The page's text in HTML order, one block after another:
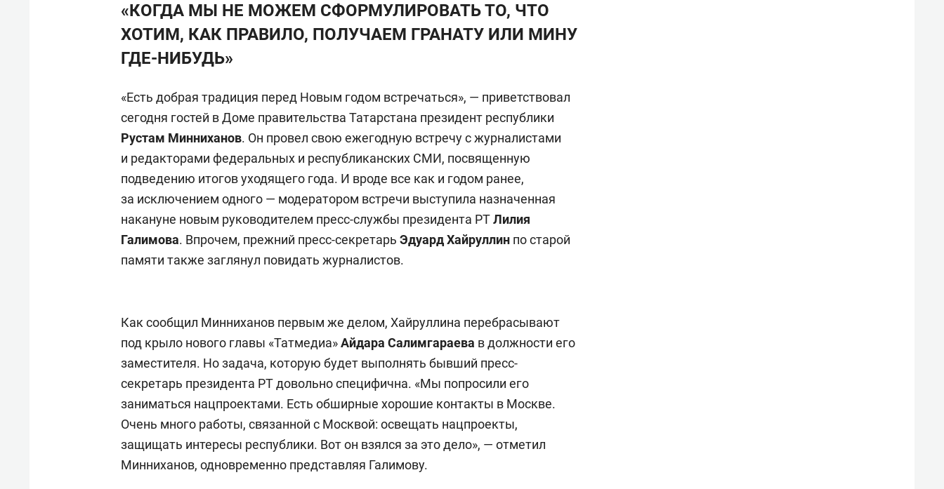
«КОГДА МЫ НЕ МОЖЕМ СФОРМУЛИРОВАТЬ ТО, ЧТО
ХОТИМ, КАК ПРАВИЛО, ПОЛУЧАЕМ ГРАНАТУ ИЛИ МИНУ
ГДЕ-НИБУДЬ»
«Есть добрая традиция перед Новым годом встречаться», — приветствовал
сегодня гостей в Доме правительства Татарстана президент республики
Рустам Минниханов. Он провел свою ежегодную встречу с журналистами
и редакторами федеральных и республиканских СМИ, посвященную
подведению итогов уходящего года. И вроде все как и годом ранее,
за исключением одного — модератором встречи выступила назначенная
накануне новым руководителем пресс-службы президента РТЛилия
Галимова. Впрочем, прежний пресс-секретарь Эдуард Хайруллин по старой
памяти также заглянул повидать журналистов.
Как сообщил Минниханов первым же делом, Хайруллина перебрасывают
под крыло нового главы «Татмедиа»Айдара Салимгараева в должности его
заместителя. Но задача, которую будет выполнять бывший пресс-
секретарь президента РТ довольно специфична. «Мы попросили его
заниматься нацпроектами. Есть обширные хорошие контакты в Москве.
Очень много работы, связанной с Москвой: освещать нацпроекты,
защищать интересы республики. Вот он взялся за это дело», — отметил
Минниханов, одновременно представляя Галимову.